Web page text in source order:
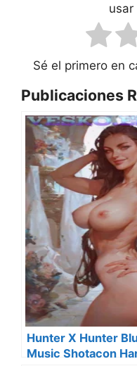
usar
Sé el primero en
Publicaciones
Hunter X Hunter
Music Shotacon